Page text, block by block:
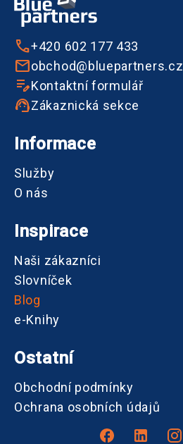
+420 602 177 433
obchod@bluepartners.cz
Kontaktní formulář
Zákaznická sekce
Informace
Služby
O nás
Inspirace
Naši zákazníci
Slovníček
Blog
e-Knihy
Ostatní
Obchodní podmínky
Ochrana osobních údajů